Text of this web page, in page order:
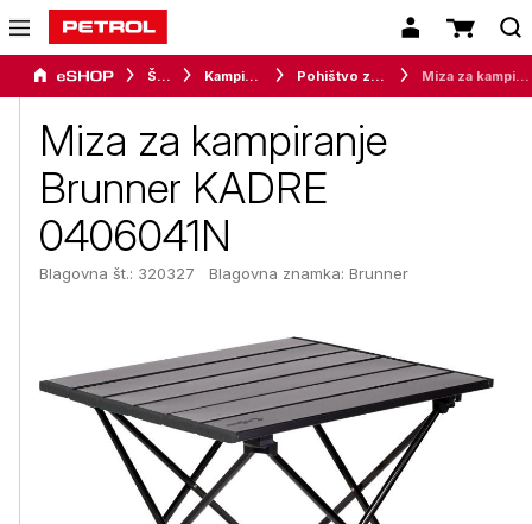
Šport Kampiranje Pohištvo za kampiranje
Miza za kampiranje
Brunner KADRE
0406041N
Blagovna št.: 320327 Blagovna znamka: Brunner